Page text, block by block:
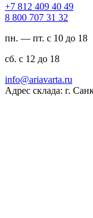
94 04 904 218 7+
23 13 707 008 8
пн. — пт. с 10 до 18
сб. с 12 до 18
ur.atravaira@ofni
Адрес склада: г.